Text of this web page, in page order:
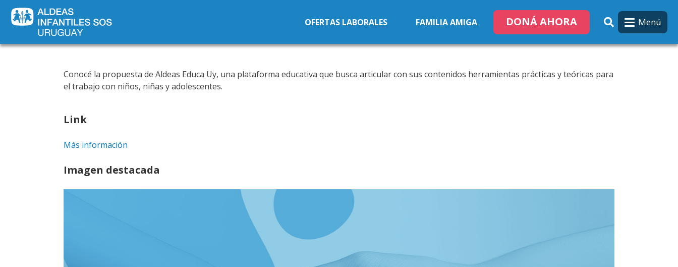
OFERTAS LABORALES
FAMILIA AMIGA DONÁ AHORA Menú
Conocé la propuesta de Aldeas Educa Uy, una plataforma educativa que busca articular con sus contenidos herramientas prácticas y teóricas para
el trabajo con niños, niñas y adolescentes.
Link
Más información
Imagen destacada